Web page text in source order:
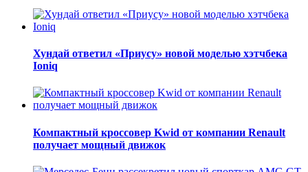
Хундай ответил «Приусу» новой моделью хэтчбека
Ioniq
Компактный кроссовер Kwid от компании Renault
получает мощный движок